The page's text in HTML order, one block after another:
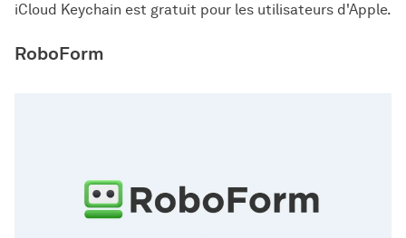
iCloud Keychain est gratuit pour les utilisateurs d'Apple.
RoboForm